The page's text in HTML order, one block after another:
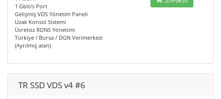
1 Gbit/s Port
Gelişmiş VDS Yönetim Paneli
Uzak Konsol Sistemi
Ücretsiz RDNS Yönetimi
Türkiye / Bursa / DGN Verimerkezi
(Ayrılmış alan)
TR SSD VDS v4 #6